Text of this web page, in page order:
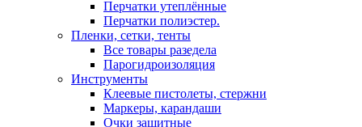
Перчатки утеплённые
Перчатки полиэстер.
Пленки, сетки, тенты
Все товары разедела
Парогидроизоляция
Инструменты
Клеевые пистолеты, стержни
Маркеры, карандаши
Очки защитные